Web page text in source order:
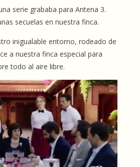
serie grababa para Antena 3.
secuelas en nuestra finca.
inigualable entorno, rodeado de
a nuestra finca especial para
todo al aire libre.